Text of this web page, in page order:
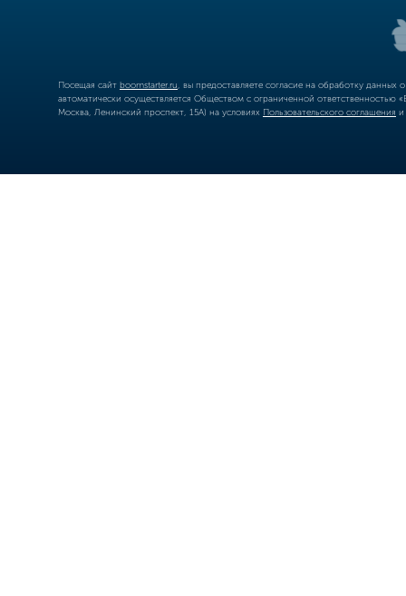
Посещая сайт boomstarter.ru , вы предоставляете согласие на обработку
автоматически осуществляется Обществом с ограниченной
Москва, Ленинский проспект, 15А) на условиях Пользовательского соглашения и